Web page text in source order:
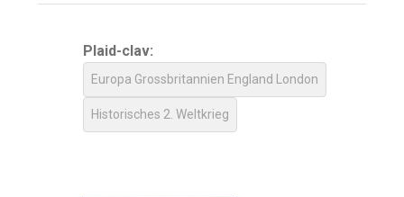
Plaid-clav:
Europa Grossbritannien England London
Historisches 2. Weltkrieg